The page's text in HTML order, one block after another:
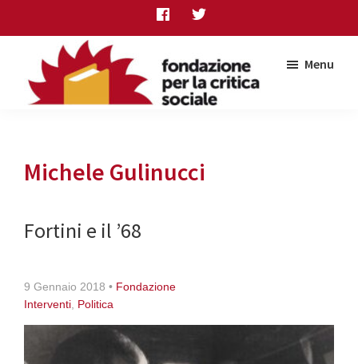
to
content
to
primary
sidebar
to
critica
sociale
Menu
Michele Gulinucci
Fortini e il ’68
9 Gennaio 2018 • Fondazione
Interventi Politica